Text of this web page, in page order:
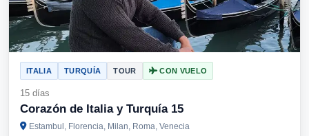
ITALIA TURQUÍA TOUR CON VUELO
15 días
Corazón de Italia y Turquía 15
Estambul, Florencia, Milan, Roma, Venecia